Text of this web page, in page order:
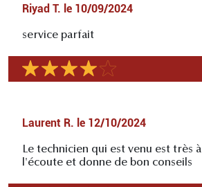
Riyad T. le 10/09/2024
service parfait
Laurent R. le 12/10/2024
Le technicien qui est venu est très à
l'écoute et donne de bon conseils